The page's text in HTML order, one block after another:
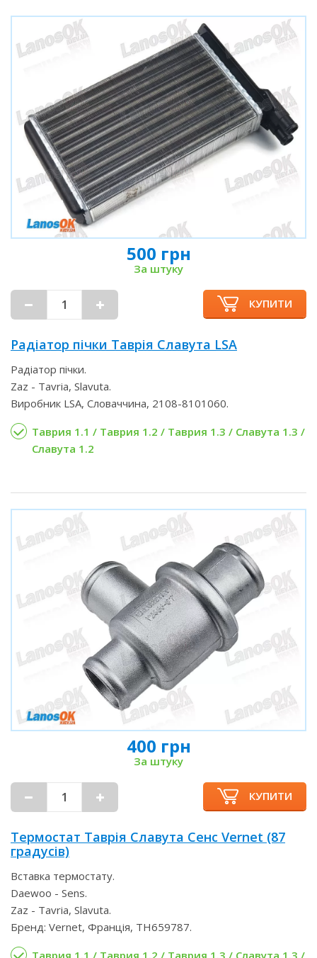
500 грн
За штуку
КУПИТИ
Радіатор пічки Таврія Славута LSA
Радіатор пічки.
Zaz - Tavria, Slavuta.
Виробник LSA, Словаччина, 2108-8101060.
Таврия 1.1 / Таврия 1.2 / Таврия 1.3 / Славута 1.3 /
Славута 1.2
400 грн
За штуку
КУПИТИ
Термостат Таврія Славута Сенс Vernet (87
градусів)
Вставка термостату.
Daewoo - Sens.
Zaz - Tavria, Slavuta.
Бренд: Vernet, Франція, TH659787.
Таврия 1.1 / Таврия 1.2 / Таврия 1.3 / Славута 1.3 /